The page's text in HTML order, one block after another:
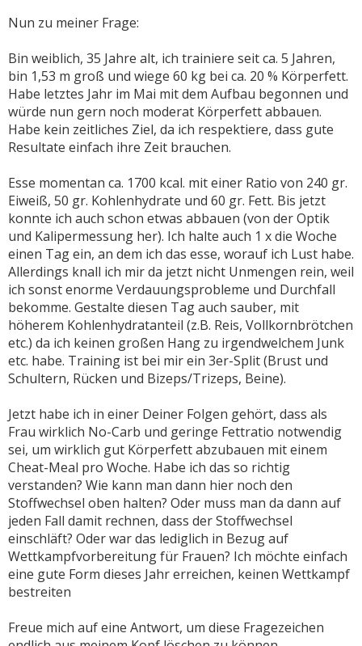
Nun zu meiner Frage:
Bin weiblich, 35 Jahre alt, ich trainiere seit ca. 5 Jahren,
bin 1,53 m groß und wiege 60 kg bei ca. 20 % Körperfett.
Habe letztes Jahr im Mai mit dem Aufbau begonnen und
würde nun gern noch moderat Körperfett abbauen.
Habe kein zeitliches Ziel, da ich respektiere, dass gute
Resultate einfach ihre Zeit brauchen.
Esse momentan ca. 1700 kcal. mit einer Ratio von 240 gr.
Eiweiß, 50 gr. Kohlenhydrate und 60 gr. Fett. Bis jetzt
konnte ich auch schon etwas abbauen (von der Optik
und Kalipermessung her). Ich halte auch 1 x die Woche
einen Tag ein, an dem ich das esse, worauf ich Lust habe.
Allerdings knall ich mir da jetzt nicht Unmengen rein, weil
ich sonst enorme Verdauungsprobleme und Durchfall
bekomme. Gestalte diesen Tag auch sauber, mit
höherem Kohlenhydratanteil (z.B. Reis, Vollkornbrötchen
etc.) da ich keinen großen Hang zu irgendwelchem Junk
etc. habe. Training ist bei mir ein 3er-Split (Brust und
Schultern, Rücken und Bizeps/Trizeps, Beine).
Jetzt habe ich in einer Deiner Folgen gehört, dass als
Frau wirklich No-Carb und geringe Fettratio notwendig
sei, um wirklich gut Körperfett abzubauen mit einem
Cheat-Meal pro Woche. Habe ich das so richtig
verstanden? Wie kann man dann hier noch den
Stoffwechsel oben halten? Oder muss man da dann auf
jeden Fall damit rechnen, dass der Stoffwechsel
einschläft? Oder war das lediglich in Bezug auf
Wettkampfvorbereitung für Frauen? Ich möchte einfach
eine gute Form dieses Jahr erreichen, keinen Wettkampf
bestreiten
Freue mich auf eine Antwort, um diese Fragezeichen